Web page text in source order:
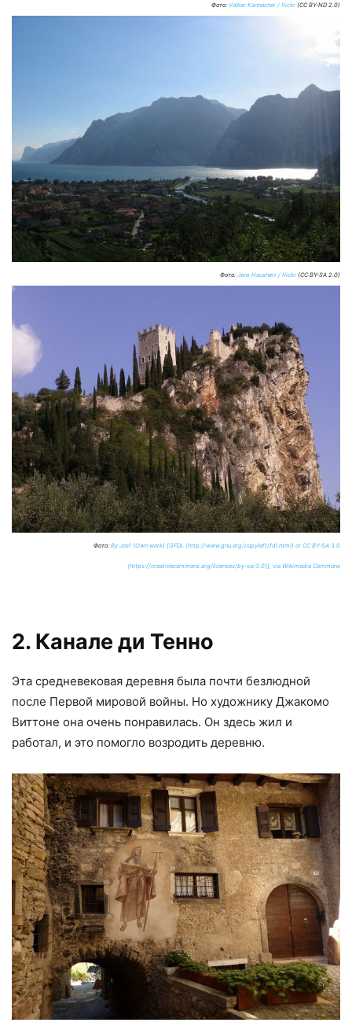
Фото: Volker Kannacher / flickr (CC BY-ND 2.0)
Фото: Jens Hausherr / flickr (CC BY-SA 2.0)
Фото: By Josf (Own work) [GFDL (http://www.gnu.org/copyleft/fdl.html) or CC BY-SA 3.0
(https://creativecommons.org/licenses/by-sa/3.0)], via Wikimedia Commons
2. Канале ди Тенно
Эта средневековая деревня была почти безлюдной
после Первой мировой войны. Но художнику Джакомо
Виттоне она очень понравилась. Он здесь жил и
работал, и это помогло возродить деревню.